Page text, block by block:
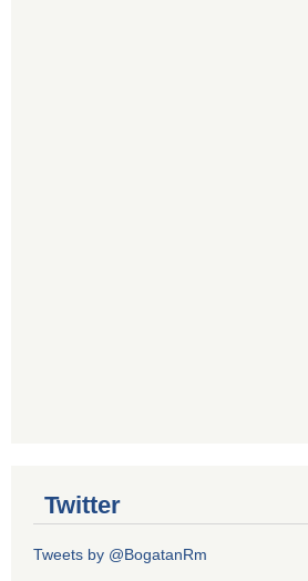
Twitter
Tweets by @BogatanRm